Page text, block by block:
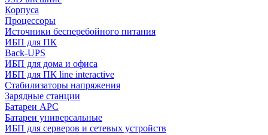
Корпуса
Процессоры
Источники бесперебойного питания
ИБП для ПК
Back-UPS
ИБП для дома и офиса
ИБП для ПК linе interactive
Стабилизаторы напряжения
Зарядные станции
Батареи APC
Батареи универсальные
ИБП для серверов и сетевых устройств